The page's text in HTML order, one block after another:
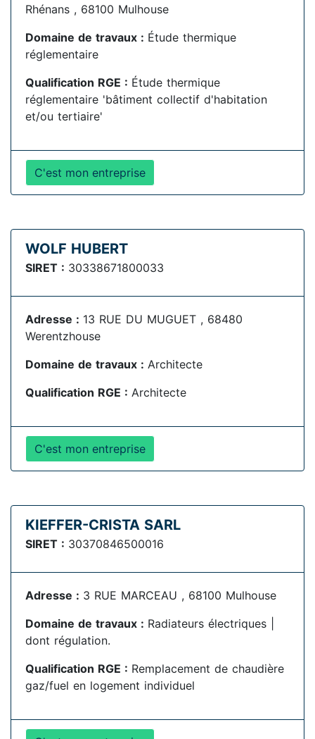
Rhénans , 68100 Mulhouse
Domaine de travaux : Étude thermique
réglementaire
Qualification RGE : Étude thermique
réglementaire 'bâtiment collectif d'habitation
et/ou tertiaire'
C'est mon entreprise
WOLF HUBERT
SIRET : 30338671800033
Adresse : 13 RUE DU MUGUET , 68480
Werentzhouse
Domaine de travaux : Architecte
Qualification RGE : Architecte
C'est mon entreprise
KIEFFER-CRISTA SARL
SIRET : 30370846500016
Adresse : 3 RUE MARCEAU , 68100 Mulhouse
Domaine de travaux : Radiateurs électriques |
dont régulation.
Qualification RGE : Remplacement de chaudière
gaz/fuel en logement individuel